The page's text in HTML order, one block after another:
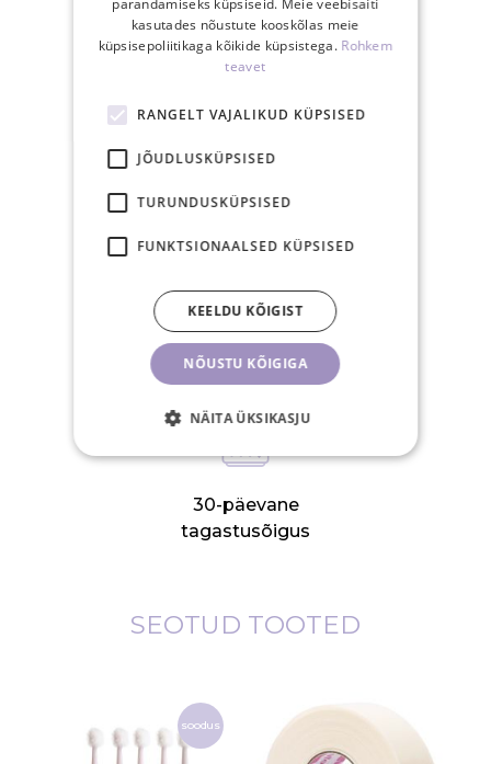
Tasuta saatmine
tellimusele
15.00-ks tasutud
tellimus posti samal
tööpäeval
30-päevane
tagastusõigus
SEOTUD TOOTED
soodus
parandamiseks küpsiseid. Meie veebisaiti
kasutades nõustute kooskõlas meie
küpsisepoliitikaga kõikide küpsistega. Rohkem
teavet
RANGELT VAJALIKUD KÜPSISED
JÕUDLUSKÜPSISED
TURUNDUSKÜPSISED
FUNKTSIONAALSED KÜPSISED
NÕUSTU KÕIGIGA
KEELDU KÕIGIST
NÄITA ÜKSIKASJU